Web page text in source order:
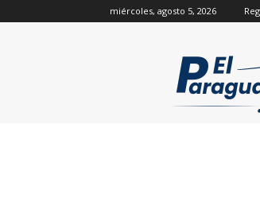
miércoles, agosto 5, 2026